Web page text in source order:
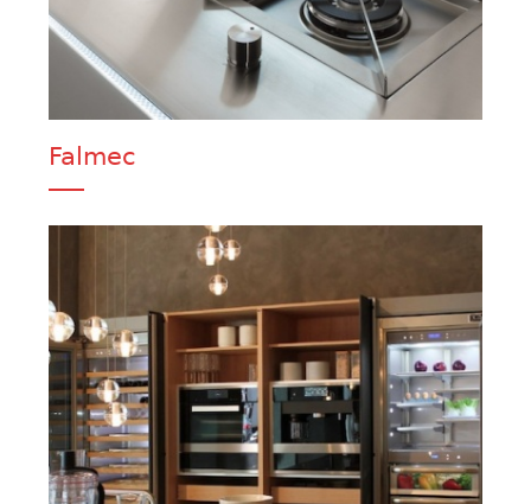
Falmec